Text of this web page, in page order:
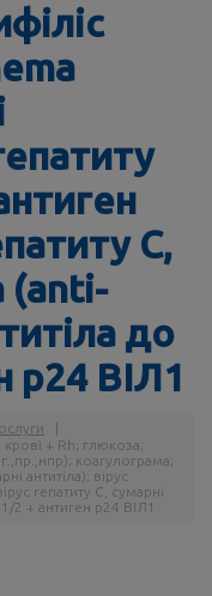
С,
(anti-
до
р24 ВІЛ1
+ Rh; глюкоза;
коагулограма;
антитіла); вірус
гепатиту С, сумарні
2 + антиген р24 ВІЛ1